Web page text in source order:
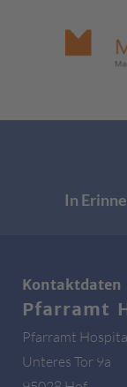
In
Kontaktdaten
Pfarramt
Pfarramt
Unteres Tor 9a